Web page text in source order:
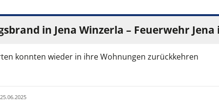
in Jena Winzerla – Feuerwehr
konnten wieder in ihre Wohnungen zurückkehren